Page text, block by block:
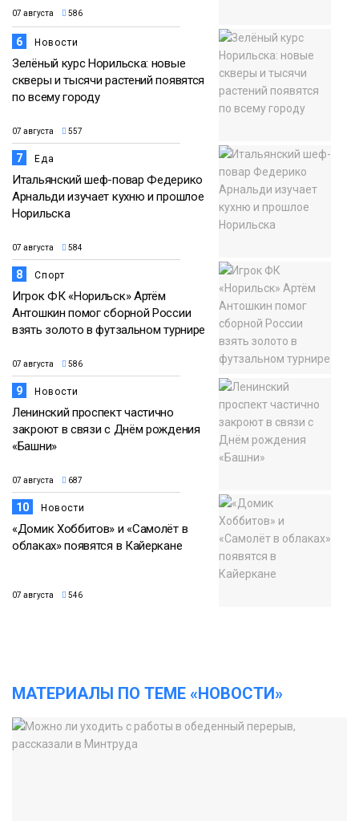
07 августа 586
6 Новости
Зелёный курс Норильска: новые
скверы и тысячи растений появятся
по всему городу
07 августа 557
7 Еда
Итальянский шеф-повар Федерико
Арнальди изучает кухню и прошлое
Норильска
07 августа 584
8 Спорт
Игрок ФК «Норильск» Артём
Антошкин помог сборной России
взять золото в футзальном турнире
07 августа 586
9 Новости
Ленинский проспект частично
закроют в связи с Днём рождения
«Башни»
07 августа 687
10 Новости
«Домик Хоббитов» и «Самолёт в
облаках» появятся в Кайеркане
07 августа 546
МАТЕРИАЛЫ ПО ТЕМЕ «НОВОСТИ»